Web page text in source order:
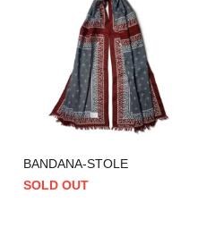
BANDANA-STOLE
SOLD OUT